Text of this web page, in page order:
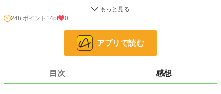
4,633 位 / 53,262 件
24h.ポイント 14pt 0
アプリで読む
目次 感想